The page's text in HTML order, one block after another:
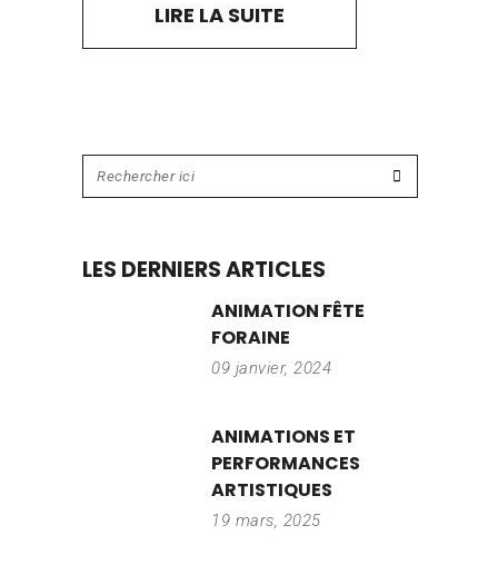
LIRE LA SUITE
LES DERNIERS ARTICLES
ANIMATION FÊTE
FORAINE
09 janvier, 2024
ANIMATIONS ET
PERFORMANCES
ARTISTIQUES
19 mars, 2025